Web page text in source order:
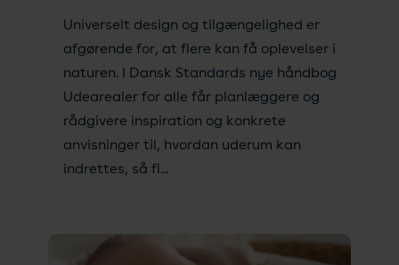
Universelt design og tilgængelighed er
afgørende for, at flere kan få oplevelser i
naturen. I Dansk Standards nye håndbog
Udearealer for alle får planlæggere og
rådgivere inspiration og konkrete
anvisninger til, hvordan uderum kan
indrettes, så fl...